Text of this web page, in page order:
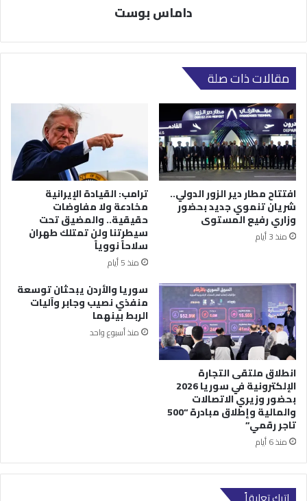
داماس بوست
مقالات ذات صلة
افتتاح مطار دير الزور الدولي..
شريان تنموي جديد بحضور
وزاري رفيع المستوى
منذ 3 أيام
ترامب: القيادة الإيرانية
مخادعة ولا مفاوضات
حقيقية.. والمضيق تحت
سيطرتنا ولن تمتلك طهران
سلاحاً نووياً
منذ 5 أيام
انطلاق ملتقى التجارة
الإلكترونية في سوريا 2026
بحضور وزيري الاتصالات
والمالية وإطلاق مبادرة “500
تاجر رقمي”
منذ 6 أيام
سوريا والأردن يبحثان توسعة
منفذي نصيب وجابر وآليات
الربط بينهما
منذ أسبوع واحد